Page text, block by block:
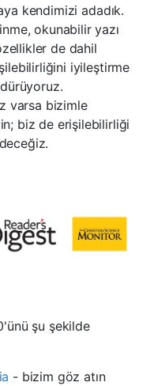
kendimizi adadık.
okunabilir yazı
de dahil
iyileştirme
varsa bizimle
biz de erişilebilirliği
şu şekilde
- bizim göz atın